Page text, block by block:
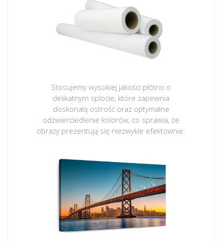
Stosujemy wysokiej jakości płótno o
delikatnym splocie, które zapewnia
doskonałą ostrość oraz optymalne
odzwierciedlenie kolorów, co sprawia, że
obrazy prezentują się niezwykle efektownie.